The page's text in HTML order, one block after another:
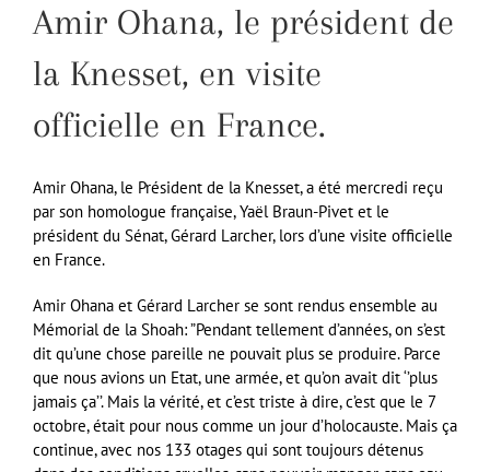
Amir Ohana, le président de
la Knesset, en visite
officielle en France.
Amir Ohana, le Président de la Knesset, a été mercredi reçu
par son homologue française, Yaël Braun-Pivet et le
président du Sénat, Gérard Larcher, lors d’une visite officielle
en France.
Amir Ohana et Gérard Larcher se sont rendus ensemble au
Mémorial de la Shoah: ”Pendant tellement d’années, on s’est
dit qu’une chose pareille ne pouvait plus se produire. Parce
que nous avions un Etat, une armée, et qu’on avait dit ‘’plus
jamais ça’’. Mais la vérité, et c’est triste à dire, c’est que le 7
octobre, était pour nous comme un jour d’holocauste. Mais ça
continue, avec nos 133 otages qui sont toujours détenus